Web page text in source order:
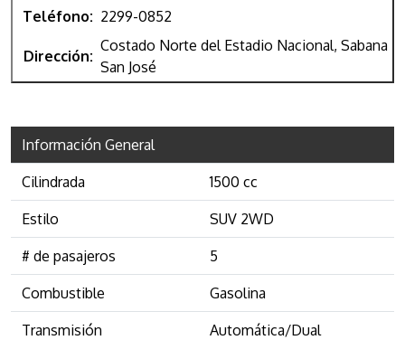
Teléfono: 2299-0852
Dirección:
Costado Norte del Estadio Nacional, Sabana
San José
Información General
Cilindrada 1500 cc
Estilo SUV 2WD
# de pasajeros 5
Combustible Gasolina
Transmisión Automática/Dual